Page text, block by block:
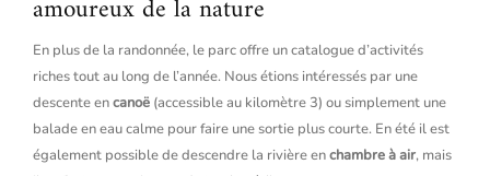
amoureux de la nature
En plus de la randonnée, le parc offre un catalogue d’activités
riches tout au long de l’année. Nous étions intéressés par une
descente encanoë (accessible au kilomètre 3) ou simplement une
balade en eau calme pour faire une sortie plus courte. En été il est
également possible de descendre la rivière enchambre à air, mais